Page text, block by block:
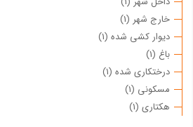
خارج شهر (1)
دیوار کشی شده (1)
باغ (1)
درختکاری شده (1)
مسکونی (1)
هکتاری (1)